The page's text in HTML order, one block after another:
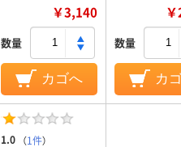
￥3,140
数量
カゴへ
数量
カ
1.0 （1件）